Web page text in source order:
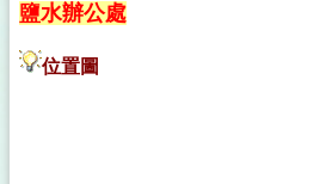
鹽水辦公處
位置圖